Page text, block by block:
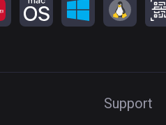
Support